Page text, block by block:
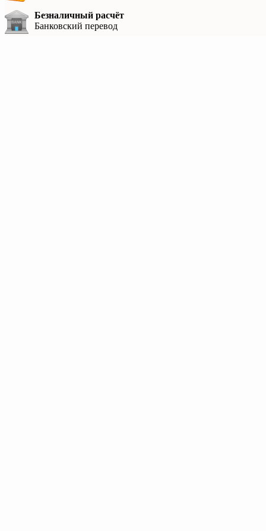
Безналичный расчёт
Банковский перевод